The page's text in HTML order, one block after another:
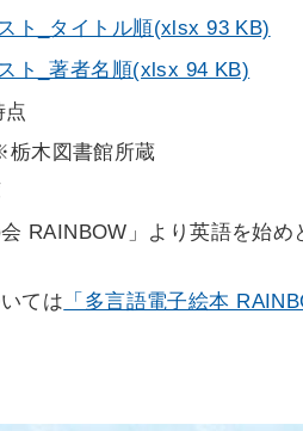
ト_タイトル順(xlsx 93 KB)
ト_著者名順(xlsx 94 KB)
点
木図書館所蔵
会 RAINBOW」より英語を始
ては 「多言語電子絵本